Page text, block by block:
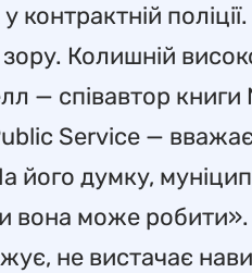
контрактній поліції.
Колишній
— співавтор
Service —
думку,
вона може
не вистачає